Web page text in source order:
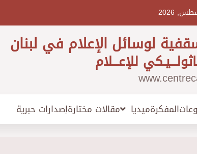
لوسائل الإعلام في لبنان
للإعـــلام
المفكرةميديا مقالات مختارةإصدارات حبرية